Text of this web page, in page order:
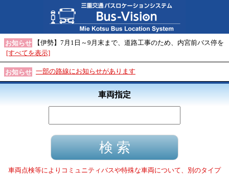
お知らせ
【伊勢】7月1日～9月末まで、道路工事のため、内宮前バス停を
[すべてを表示]
お知らせ 一部の路線にお知らせがあります
車両指定
車両点検等によりコミュニティバスや特殊な車両について、別のタイプ